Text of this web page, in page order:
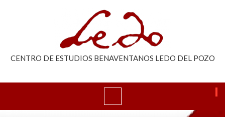
CENTRO DE ESTUDIOS BENAVENTANOS LEDO DEL POZO